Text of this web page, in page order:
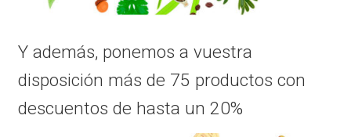
Y además, ponemos a vuestra
disposición más de 75 productos con
descuentos de hasta un 20%